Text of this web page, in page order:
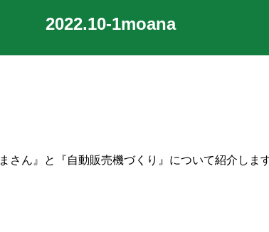
2022.10-1moana
ん』と『自動販売機づくり』について紹介します